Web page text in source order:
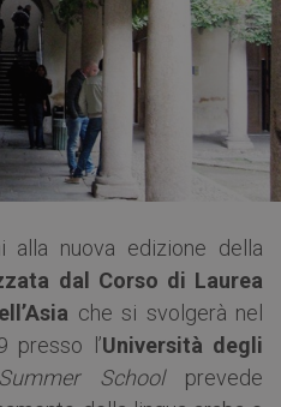
alla nuova edizione della
dal Corso di Laurea
che si svolgerà nel
presso l’Università degli
Summer Schoolprevede